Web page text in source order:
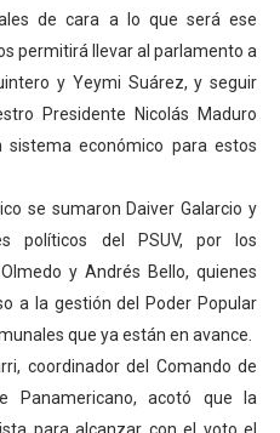
de cara a lo que será ese
permitirá llevar al parlamento a
y Yeymi Suárez, y seguir
Presidente Nicolás Maduro
económico para estos
se sumaron Daiver Galarcio y
políticos del PSUV, por los
y Andrés Bello, quienes
a la gestión del Poder Popular
que ya están en avance.
coordinador del Comando de
Panamericano, acotó que la